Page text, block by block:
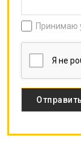
Принимаю
Я нe